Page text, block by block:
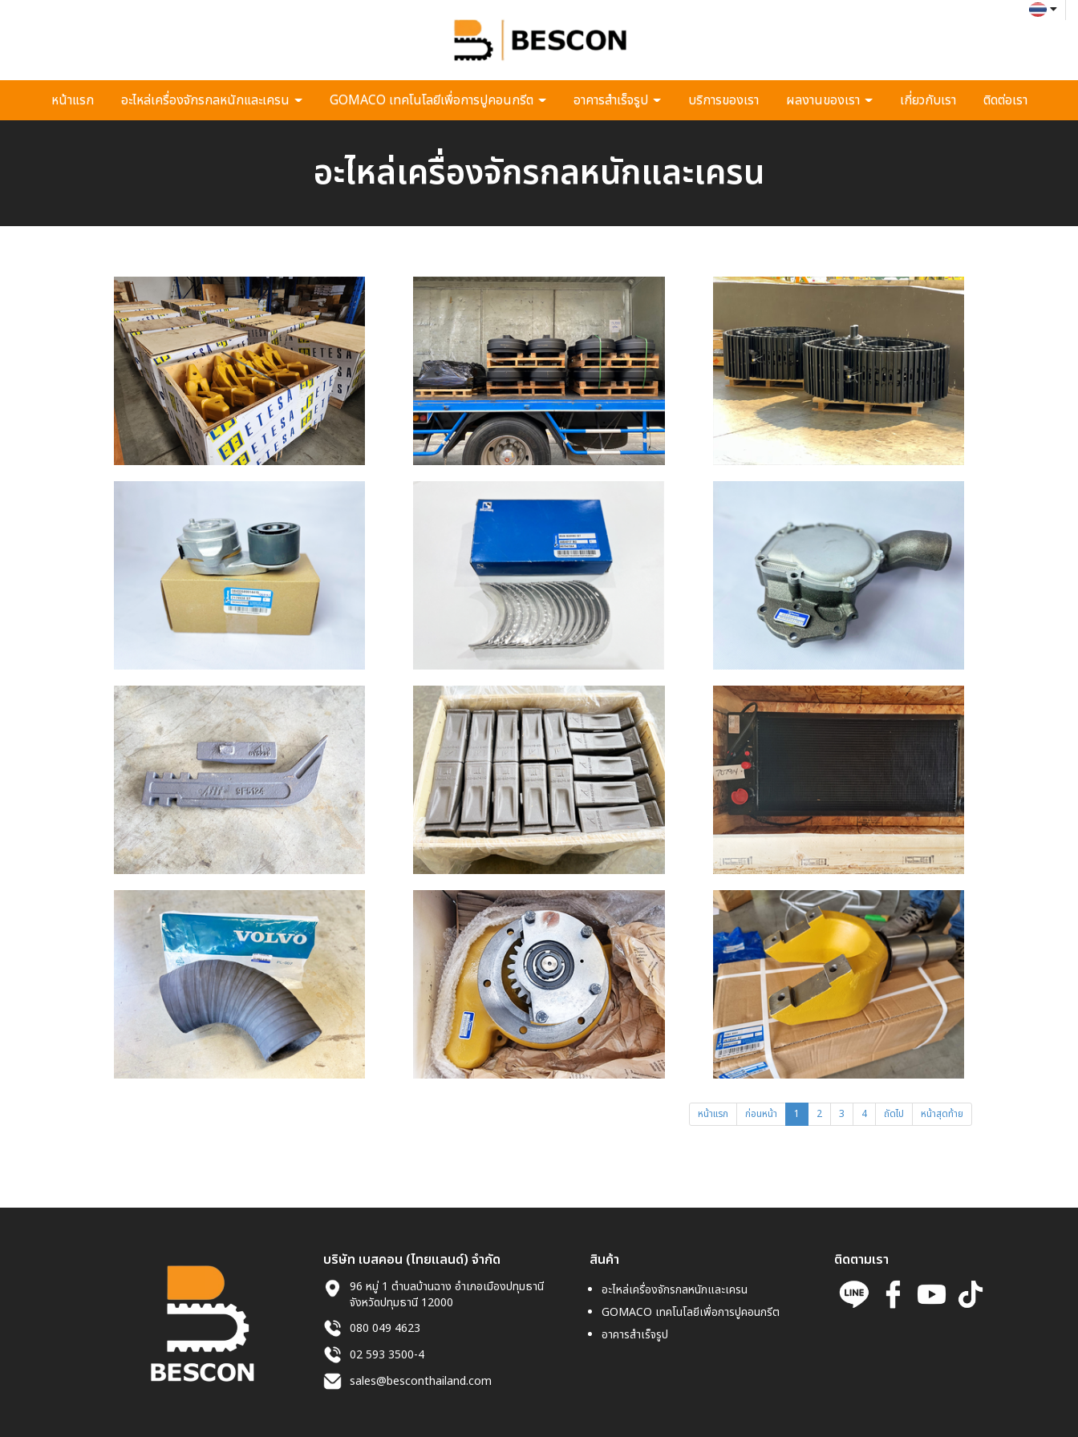
หน้าแรก อะไหล่เครื่องจักรกลหนักและเครน GOMACO เทคโนโลยีเพื่อการปูคอนกรีต อาคารสำเร็จรูป บริการของเรา ผลงานของเรา เกี่ยวกับเรา ติดต่อเรา
อะไหล่เครื่องจักรกลหนักและเครน
หน้าแรก ก่อนหน้า 1 2 3 4 ถัดไป หน้าสุดท้าย
บริษัท เบสคอน (ไทยแลนด์) จำกัด
96 หมู่ 1 ตำบลบ้านฉาง อำเภอเมืองปทุมธานี
จังหวัดปทุมธานี 12000
080 049 4623
02 593 3500-4
sales@besconthailand.com
สินค้า
อะไหล่เครื่องจักรกลหนักและเครน
GOMACO เทคโนโลยีเพื่อการปูคอนกรีต
อาคารสำเร็จรูป
ติดตามเรา